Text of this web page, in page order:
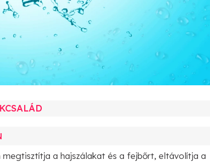
megtisztítja a hajszálakat és a fejbőrt, eltávolítja a